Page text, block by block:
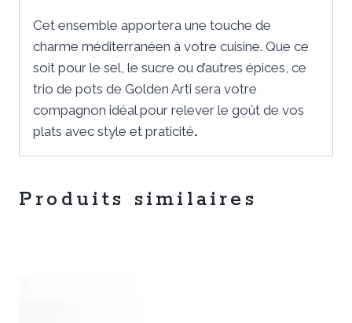
Cet ensemble apportera une touche de
charme méditerranéen à votre cuisine. Que ce
soit pour le sel, le sucre ou d’autres épices, ce
trio de pots de Golden Arti sera votre
compagnon idéal pour relever le goût de vos
plats avec style et praticité.
Produits similaires